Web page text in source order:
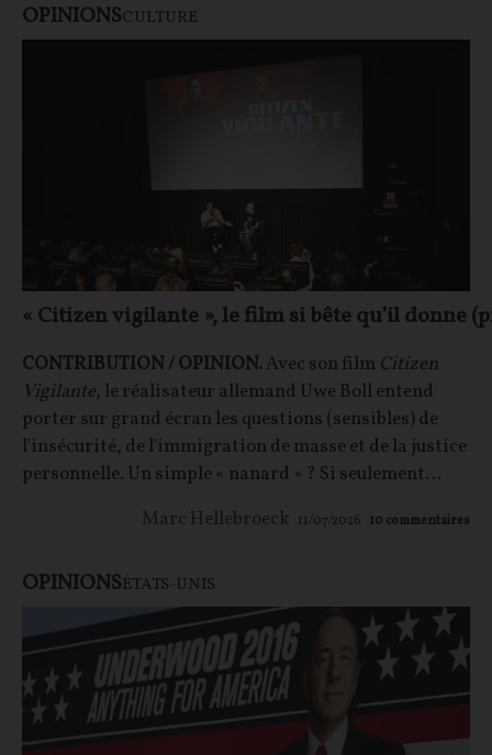
OPINIONSCULTURE
« Citizen vigilante », le film si bête qu’il donne
CONTRIBUTION / OPINION.Avec son film Citizen
Vigilante, le réalisateur allemand Uwe Boll entend
porter sur grand écran les questions (sensibles) de
l'insécurité, de l'immigration de masse et de la justice
personnelle. Un simple « nanard » ? Si seulement…
Marc Hellebroeck 11/07/2026 10 commentaires
OPINIONSÉTATS-UNIS